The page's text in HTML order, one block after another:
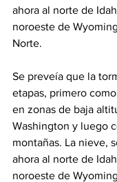
ahora al norte de
noroeste de
Norte.
Se preveía que la
etapas, primero
en zonas de baja
Washington y luego
montañas. La nieve,
ahora al norte de
noroeste de